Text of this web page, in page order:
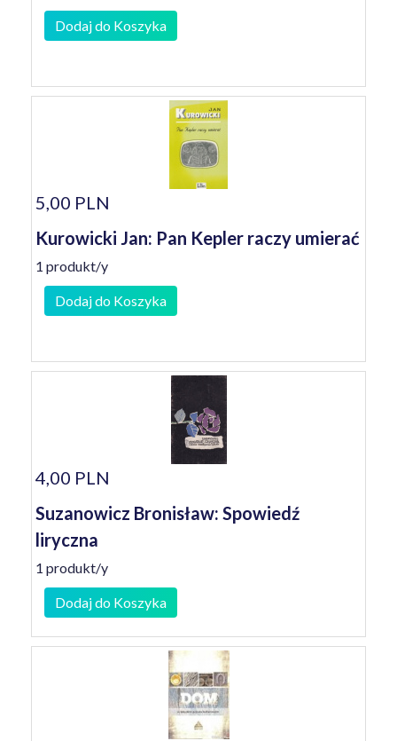
Dodaj do Koszyka
5,00 PLN
Kurowicki Jan: Pan Kepler raczy umierać
1 produkt/y
Dodaj do Koszyka
4,00 PLN
Suzanowicz Bronisław: Spowiedź
liryczna
1 produkt/y
Dodaj do Koszyka